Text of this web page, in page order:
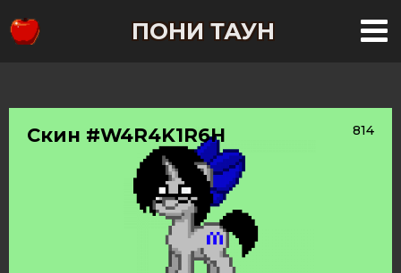
ПОНИ ТАУН
Скин #W4R4K1R6H 814